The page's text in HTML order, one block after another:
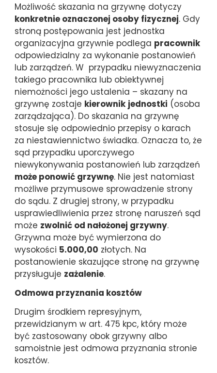
Możliwość skazania na grzywnę dotyczy
konkretnie oznaczonej osoby fizycznej. Gdy
stroną postępowania jest jednostka
organizacyjna grzywnie podlega pracownik
odpowiedzialny za wykonanie postanowień
lub zarządzeń. W przypadku niewyznaczenia
takiego pracownika lub obiektywnej
niemożności jego ustalenia – skazany na
grzywnę zostaje kierownik jednostki (osoba
zarządzająca). Do skazania na grzywnę
stosuje się odpowiednio przepisy o karach
za niestawiennictwo świadka. Oznacza to, że
sąd przypadku uporczywego
niewykonywania postanowień lub zarządzeń
może ponowić grzywnę. Nie jest natomiast
możliwe przymusowe sprowadzenie strony
do sądu. Z drugiej strony, w przypadku
usprawiedliwienia przez stronę naruszeń sąd
może zwolnić od nałożonej grzywny.
Grzywna może być wymierzona do
wysokości 5.000,00 złotych. Na
postanowienie skazujące stronę na grzywnę
przysługuje zażalenie.
Odmowa przyznania kosztów
Drugim środkiem represyjnym,
przewidzianym w art. 475 kpc, który może
być zastosowany obok grzywny albo
samoistnie jest odmowa przyznania stronie
kosztów.